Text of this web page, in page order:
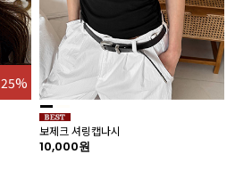
25%
보제크 셔링캡나시
10,000원